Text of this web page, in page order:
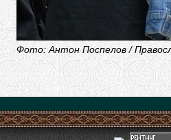
Фото: Антон Поспелов /